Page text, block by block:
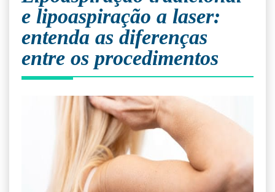
e lipoaspiração a laser:
entenda as diferenças
entre os procedimentos